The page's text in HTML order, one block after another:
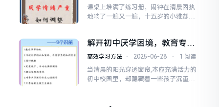
一样在成长之路上陷入迷茫，他们站在
人生的岔路口，急切地渴...
课桌上堆满了练习册，闹钟在清晨固执
地响了一遍又一遍，十五岁的小雅却用
有……”这句话如同一块沉重的石头，击
碎了客厅的平静，她的书包孤零零地靠
例，在升学压力如山的初三阶段,许多家
庭正经历着类似的挣扎与困惑...
解开初中厌学困境，教育专家
的深度干预指南
高效学习方法 ⋅ 2025-06-28 ⋅ 1 阅读
当清晨的阳光穿透窗帘,本应充满活力的
初中校园里，却隐藏着一些孩子沉重的